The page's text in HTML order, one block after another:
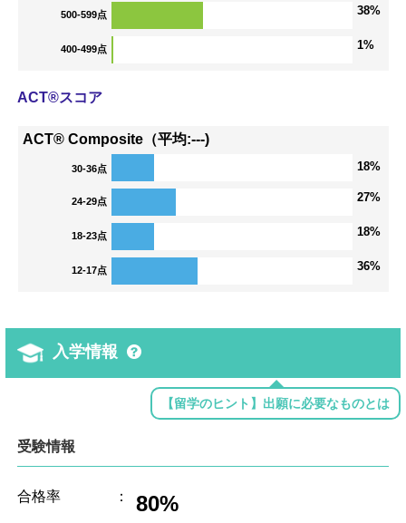
500-599点 38%
400-499点 1%
ACT®スコア
ACT® Composite（平均:---)
30-36点 18%
24-29点 27%
18-23点 18%
12-17点 36%
入学情報
【留学のヒント】出願に必要なものとは
受験情報
合格率 ： 80%